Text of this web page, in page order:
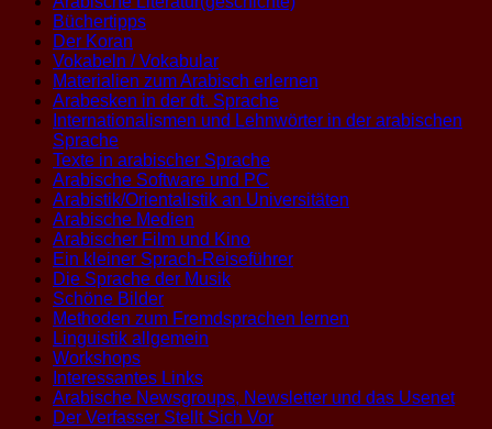
Büchertipps
Der Koran
Vokabeln / Vokabular
Materialien zum Arabisch erlernen
Arabesken in der dt. Sprache
Internationalismen und Lehnwörter in der arabischen
Sprache
Texte in arabischer Sprache
Arabische Software und PC
Arabistik/Orientalistik an Universitäten
Arabische Medien
Arabischer Film und Kino
Ein kleiner Sprach-Reiseführer
Die Sprache der Musik
Schöne Bilder
Methoden zum Fremdsprachen lernen
Linguistik allgemein
Workshops
Interessantes Links
Arabische Newsgroups, Newsletter und das Usenet
Der Verfasser Stellt Sich Vor